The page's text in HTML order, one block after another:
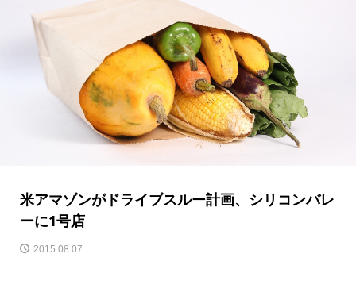
米アマゾンがドライブスルー計画、シリコンバレ
ーに1号店
2015.08.07